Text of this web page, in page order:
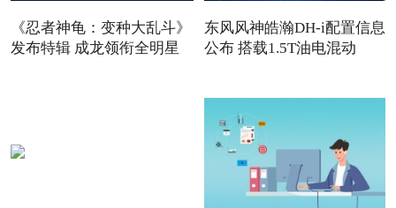
《忍者神龟：变种大乱斗》
发布特辑 成龙领衔全明星
东风风神皓瀚DH-i配置信息
公布 搭载1.5T油电混动